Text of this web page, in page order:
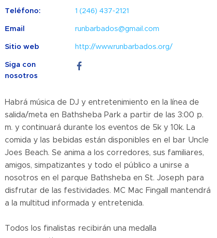
Teléfono: 1 (246) 437-2121
Email runbarbados@gmail.com
Sitio web http://www.runbarbados.org/
Siga con
nosotros
Habrá música de DJ y entretenimiento en la línea de
salida/meta en Bathsheba Park a partir de las 3:00 p.
m. y continuará durante los eventos de 5k y 10k. La
comida y las bebidas están disponibles en el bar Uncle
Joes Beach. Se anima a los corredores, sus familiares,
amigos, simpatizantes y todo el público a unirse a
nosotros en el parque Bathsheba en St. Joseph para
disfrutar de las festividades. MC Mac Fingall mantendrá
a la multitud informada y entretenida.
Todos los finalistas recibirán una medalla